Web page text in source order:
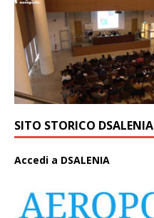
SITO STORICO DSALENIA
Accedi a DSALENIA